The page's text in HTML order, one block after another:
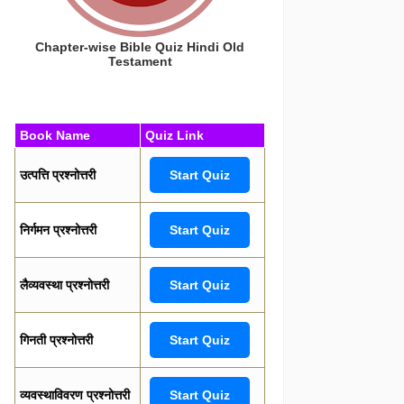
Chapter-wise Bible Quiz Hindi Old
Testament
Book Name Quiz Link
उत्पत्ति प्रश्नोत्तरी Start Quiz
निर्गमन प्रश्नोत्तरी Start Quiz
लैव्यवस्था प्रश्नोत्तरी Start Quiz
गिनती प्रश्नोत्तरी Start Quiz
व्यवस्थाविवरण प्रश्नोत्तरी Start Quiz